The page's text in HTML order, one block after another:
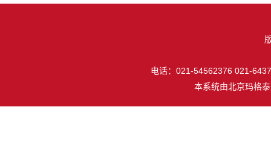
电话：021-54562376 021-
本系统由北京玛格